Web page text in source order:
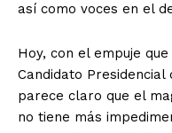
así como voces en el
Hoy, con el empuje
Candidato Presidencial
parece claro que el
no tiene más